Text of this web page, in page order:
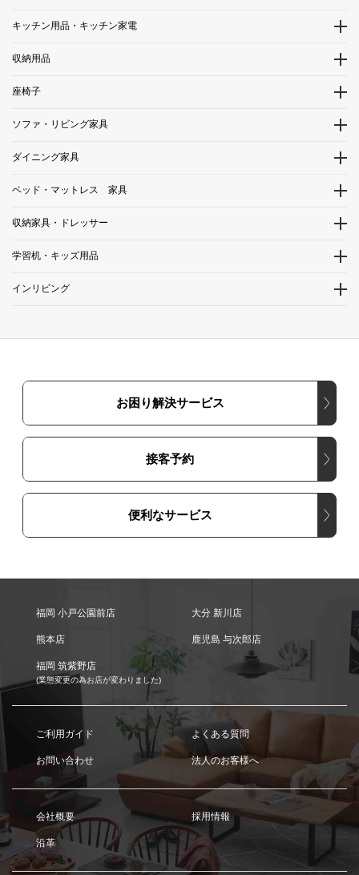
キッチン用品・キッチン家電
収納用品
座椅子
ソファ・リビング家具
ダイニング家具
ベッド・マットレス 家具
収納家具・ドレッサー
学習机・キッズ用品
インリビング
お困り解決サービス
接客予約
便利なサービス
福岡 小戸公園前店 大分 新川店
熊本店 鹿児島 与次郎店
福岡 筑紫野店
(業態変更の為お店が変わりました)
ご利用ガイド よくある質問
お問い合わせ 法人のお客様へ
会社概要 採用情報
沿革